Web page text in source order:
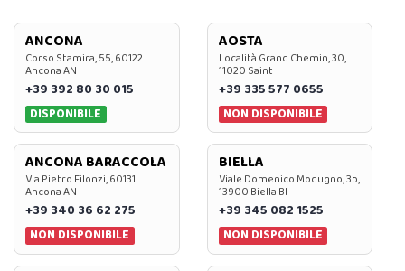
ANCONA
Corso Stamira, 55, 60122
Ancona AN
+39 392 80 30 015
DISPONIBILE
AOSTA
Località Grand Chemin, 30,
11020 Saint
+39 335 577 0655
NON DISPONIBILE
ANCONA BARACCOLA
Via Pietro Filonzi, 60131
Ancona AN
+39 340 36 62 275
NON DISPONIBILE
BIELLA
Viale Domenico Modugno, 3b,
13900 Biella BI
+39 345 082 1525
NON DISPONIBILE